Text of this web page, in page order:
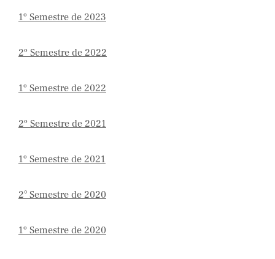
1º Semestre de 2023
2º Semestre de 2022
1º Semestre de 2022
2º Semestre de 2021
1º Semestre de 2021
2° Semestre de 2020
1º Semestre de 2020